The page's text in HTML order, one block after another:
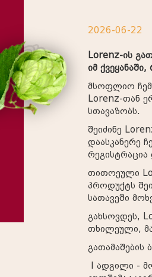
2026-06-22
Lorenz-ის
იმ
მსოფლიო
Lorenz-თან
სთავაზობს.
შეიძინე
დაასკანერე
რეგისტრაცია
თითოეული
პროდუქტს
სათავეში
გახსოვდეს,
თხილეული,
გათამაშების
I ადგილი -